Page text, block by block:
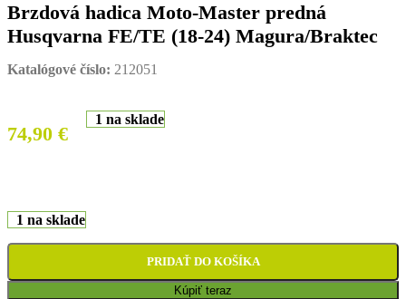
Brzdová hadica Moto-Master predná
Husqvarna FE/TE (18-24) Magura/Braktec
Katalógové číslo: 212051
74,90 €
1 na sklade
1 na sklade
PRIDAŤ DO KOŠÍKA
Kúpiť teraz